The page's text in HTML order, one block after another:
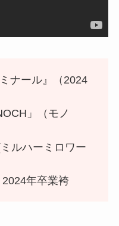
ナール』（2024
」（モノ
ルハーミロワー
年卒業袴